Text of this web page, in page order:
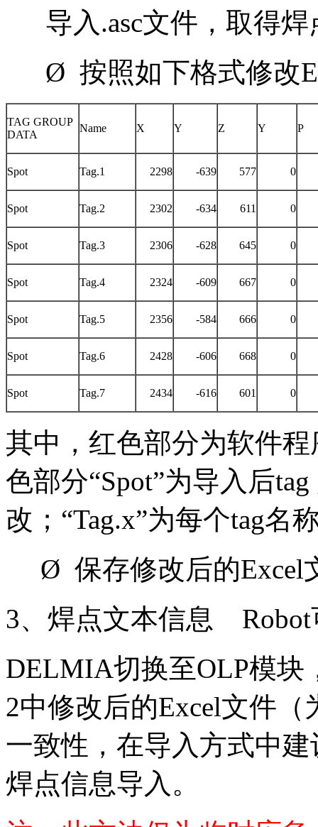
导入.asc文件，取得
Ø 按照如下格式修改
TAG GROUP
DATA
Name X Y Z Y P
Spot Tag.1 2298 -639 577 0
Spot Tag.2 2302 -634 611 0
Spot Tag.3 2306 -628 645 0
Spot Tag.4 2324 -609 667 0
Spot Tag.5 2356 -584 666 0
Spot Tag.6 2428 -606 668 0
Spot Tag.7 2434 -616 601 0
其中，红色部分为软件
色部分“Spot”为导入后
改；“Tag.x”为每个tag名
Ø 保存修改后的Excel
3、焊点文本信息 Robot
DELMIA切换至OLP模块
2中修改后的Excel文件
一致性，在导入方式中
焊点信息导入。